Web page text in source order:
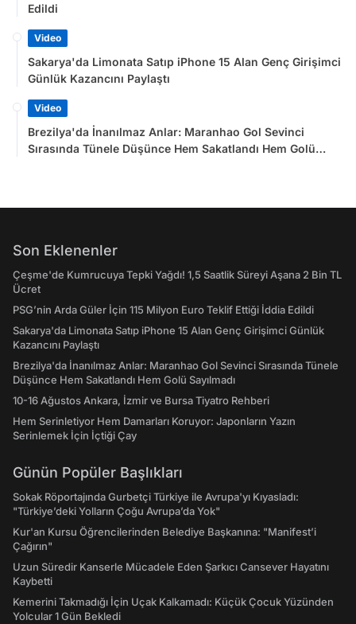
Edildi
Video
Sakarya'da Limonata Satıp iPhone 15 Alan Genç Girişimci
Günlük Kazancını Paylaştı
Video
Brezilya'da İnanılmaz Anlar: Maranhao Gol Sevinci
Sırasında Tünele Düşünce Hem Sakatlandı Hem Golü
Son Eklenenler
Çeşme'de Kumrucuya Tepki Yağdı! 1,5 Saatlik Süreyi Aşana 2 Bin TL
Ücret
PSG’nin Arda Güler İçin 115 Milyon Euro Teklif Ettiği İddia Edildi
Sakarya'da Limonata Satıp iPhone 15 Alan Genç Girişimci Günlük
Kazancını Paylaştı
Brezilya'da İnanılmaz Anlar: Maranhao Gol Sevinci Sırasında Tünele
Düşünce Hem Sakatlandı Hem Golü Sayılmadı
10-16 Ağustos Ankara, İzmir ve Bursa Tiyatro Rehberi
Hem Serinletiyor Hem Damarları Koruyor: Japonların Yazın
Serinlemek İçin İçtiği Çay
Günün Popüler Başlıkları
Sokak Röportajında Gurbetçi Türkiye ile Avrupa'yı Kıyasladı:
"Türkiye’deki Yolların Çoğu Avrupa’da Yok"
Kur'an Kursu Öğrencilerinden Belediye Başkanına: "Manifest’i
Çağırın"
Uzun Süredir Kanserle Mücadele Eden Şarkıcı Cansever Hayatını
Kaybetti
Kemerini Takmadığı İçin Uçak Kalkamadı: Küçük Çocuk Yüzünden
Yolcular 1 Gün Bekledi